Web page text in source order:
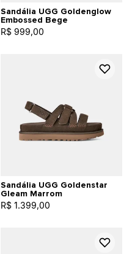
Sandália UGG Goldenglow
Embossed Bege
R$ 999,00
Sandália UGG Goldenstar
Gleam Marrom
R$ 1.399,00